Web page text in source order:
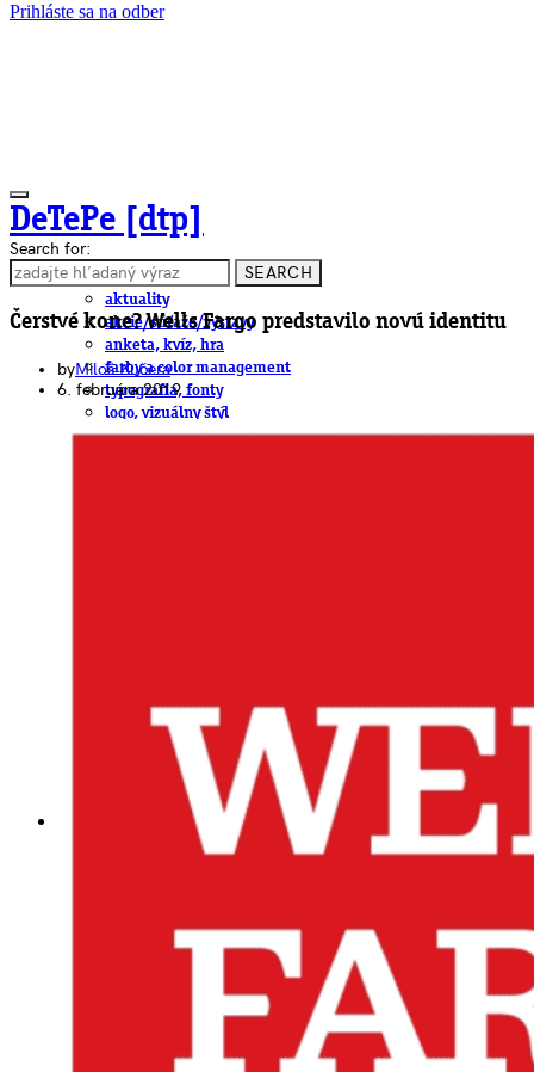
Prihláste sa na odber
DeTePe [dtp]
ČLÁNKY
aktuality
akcie/súťaže/výstavy
anketa, kvíz, hra
farby a color management
typografia, fonty
logo, vizuálny štýl
dtp
pracovné ponuky
DeTePe [dtp]
farby a color management návody
Search for:
SEARCH
Čerstvé kone? Wells Fargo predstavilo novú identitu
byMiloš Kučera
6. februára 2019